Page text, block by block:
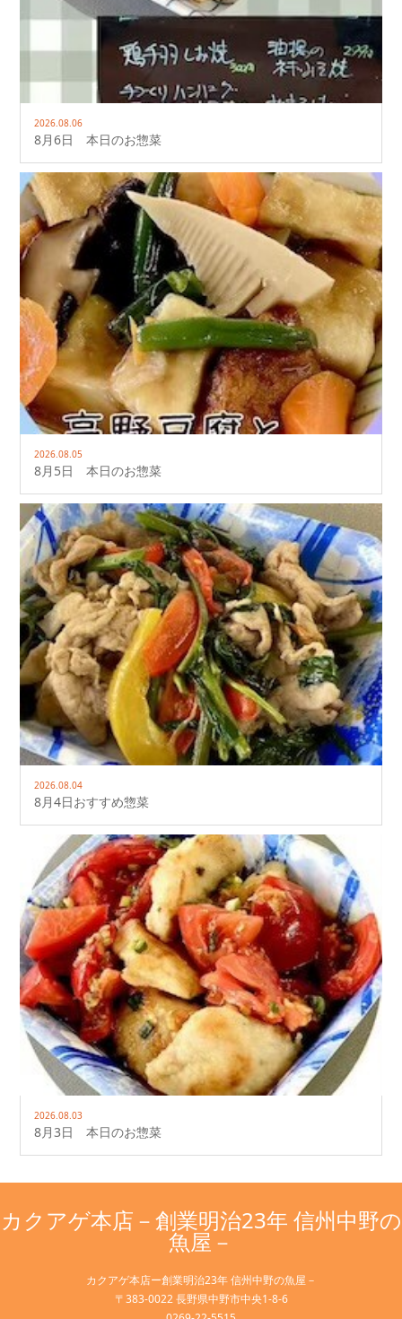
2026.08.06
8月6日 本日のお惣菜
2026.08.05
8月5日 本日のお惣菜
2026.08.04
8月4日おすすめ惣菜
2026.08.03
8月3日 本日のお惣菜
カクアゲ本店－創業明治23年 信州中野の
魚屋－
カクアゲ本店ー創業明治23年 信州中野の魚屋－
〒383-0022 長野県中野市中央1-8-6